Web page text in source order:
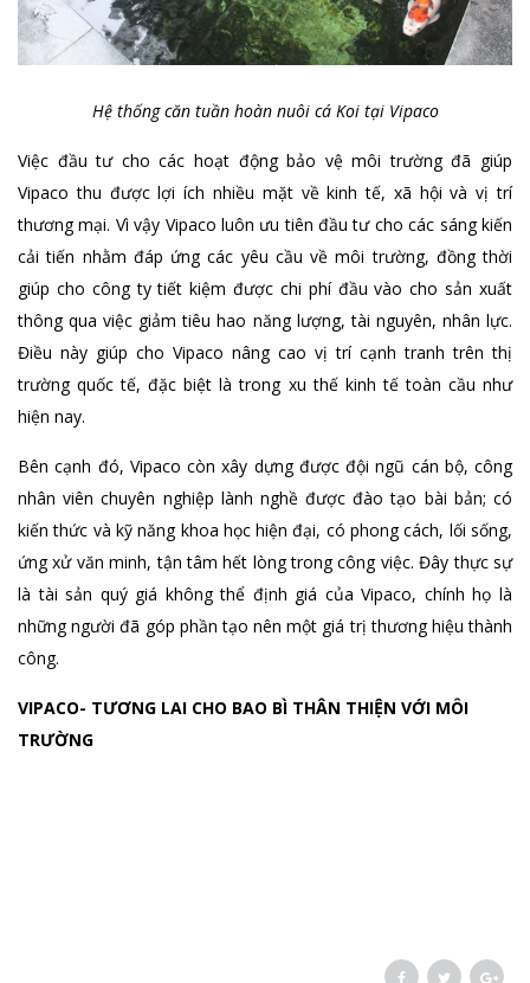
Hệ thống căn tuần hoàn nuôi cá Koi tại Vipaco
Việc đầu tư cho các hoạt động bảo vệ môi trường đã giúp
Vipaco thu được lợi ích nhiều mặt về kinh tế, xã hội và vị trí
thương mại. Vì vậy Vipaco luôn ưu tiên đầu tư cho các sáng kiến
cải tiến nhằm đáp ứng các yêu cầu về môi trường, đồng thời
giúp cho công ty tiết kiệm được chi phí đầu vào cho sản xuất
thông qua việc giảm tiêu hao năng lượng, tài nguyên, nhân lực.
Điều này giúp cho Vipaco nâng cao vị trí cạnh tranh trên thị
trường quốc tế, đặc biệt là trong xu thế kinh tế toàn cầu như
hiện nay.
Bên cạnh đó, Vipaco còn xây dựng được đội ngũ cán bộ, công
nhân viên chuyên nghiệp lành nghề được đào tạo bài bản; có
kiến thức và kỹ năng khoa học hiện đại, có phong cách, lối sống,
ứng xử văn minh, tận tâm hết lòng trong công việc.Đây thực sự
là tài sản quý giá không thể định giá của Vipaco, chính họ là
những người đã góp phần tạo nên một giá trị thương hiệu thành
công.
VIPACO- TƯƠNG LAI CHO BAO BÌ THÂN THIỆN VỚI MÔI
TRƯỜNG